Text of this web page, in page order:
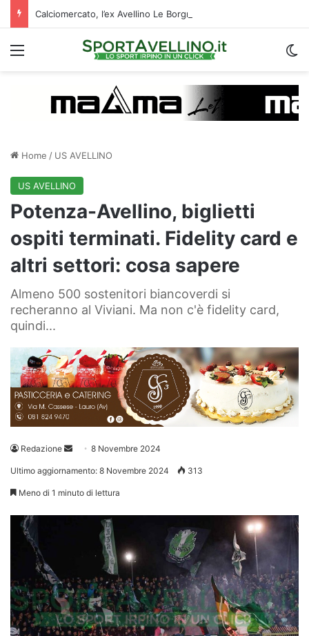
Menu
Home / US AVELLINO
US AVELLINO
Potenza-Avellino, biglietti
ospiti terminati. Fidelity card e
altri settori: cosa sapere
Almeno 500 sostenitori biancoverdi si
recheranno al Viviani. Ma non c'è fidelity card,
quindi...
Redazione
Invia 8 Novembre 2024
Ultimo aggiornamento: 8 Novembre 2024 313
Meno di 1 minuto di lettura